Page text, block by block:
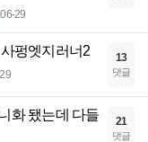
06-29
펑엣지러너2 13
댓글
화 됐는데 다들
21
댓글